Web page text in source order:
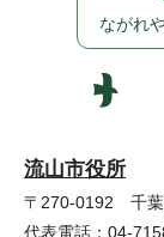
流山市役所
〒270-0192 千
代表電話：04-
ながれ